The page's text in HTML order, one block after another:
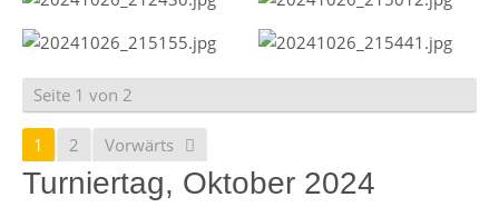
Seite 1 von 2
1 2 Vorwärts
Turniertag, Oktober 2024